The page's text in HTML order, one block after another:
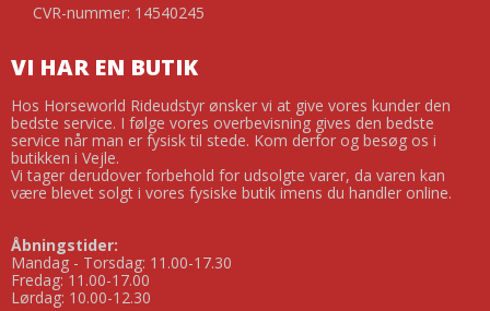
CVR-nummer: 14540245
VI HAR EN BUTIK
Hos Horseworld Rideudstyr ønsker vi at give vores kunder den
bedste service. I følge vores overbevisning gives den bedste
service når man er fysisk til stede. Kom derfor og besøg os i
butikken i Vejle.
Vi tager derudover forbehold for udsolgte varer, da varen kan
være blevet solgt i vores fysiske butik imens du handler online.
Åbningstider:
Mandag - Torsdag: 11.00-17.30
Fredag: 11.00-17.00
Lørdag: 10.00-12.30